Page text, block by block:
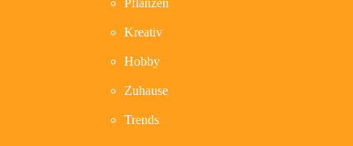
Pflanzen
Kreativ
Hobby
Zuhause
Trends